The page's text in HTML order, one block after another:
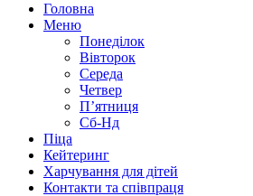
Головна
Меню
Понеділок
Вівторок
Середа
Четвер
П’ятниця
Сб-Нд
Піца
Кейтеринг
Харчування для дітей
Контакти та співпраця